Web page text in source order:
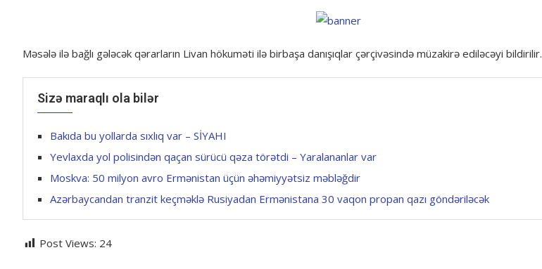
Məsələ ilə bağlı gələcək qərarların Livan hökuməti ilə birbaşa danışıqlar çərçivəsində müzakirə ediləcəyi bildirilir.
Sizə maraqlı ola bilər
Bakıda bu yollarda sıxlıq var – SİYAHI
Yevlaxda yol polisindən qaçan sürücü qəza törətdi – Yaralananlar var
Moskva: 50 milyon avro Ermənistan üçün əhəmiyyətsiz məbləğdir
Azərbaycandan tranzit keçməklə Rusiyadan Ermənistana 30 vaqon propan qazı göndəriləcək
Post Views: 24